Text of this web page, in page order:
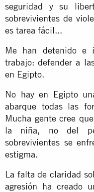
seguridad y su
sobrevivientes de
es tarea fácil...
Me han detenido e
trabajo: defender a
en Egipto.
No hay en Egipto
abarque todas las
Mucha gente cree
la niña, no del
sobrevivientes se
estigma.
La falta de claridad
agresión ha creado